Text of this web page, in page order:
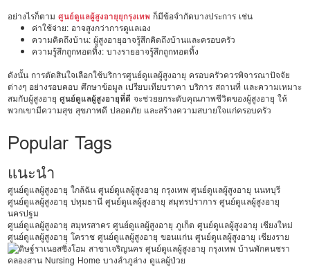
อย่างไรก็ตามศูนย์ดูแลผู้สูงอายุยุกรุงเทพ ก็มีข้อจำกัดบางประการ เช่น
ค่าใช้จ่าย: อาจสูงกว่าการดูแลเอง
ความคิดถึงบ้าน: ผู้สูงอายุอาจรู้สึกคิดถึงบ้านและครอบครัว
ความรู้สึกถูกทอดทิ้ง: บางรายอาจรู้สึกถูกทอดทิ้ง
ดังนั้น การตัดสินใจเลือกใช้บริการศูนย์ดูแลผู้สูงอายุ ครอบครัวควรพิจารณาปัจจัย
ต่างๆ อย่างรอบคอบ ศึกษาข้อมูล เปรียบเทียบราคา บริการ สถานที่ และความเหมาะ
สมกับผู้สูงอายุศูนย์ดูแลผู้สูงอายุที่ดี จะช่วยยกระดับคุณภาพชีวิตของผู้สูงอายุ ให้
พวกเขามีความสุข สุขภาพดี ปลอดภัย และสร้างความสบายใจแก่ครอบครัว
Popular Tags
แนะนำ
ศูนย์ดูแลผู้สูงอายุ ใกล้ฉัน ศูนย์ดูแลผู้สูงอายุ กรุงเทพ ศูนย์ดูแลผู้สูงอายุ นนทบุรี
ศูนย์ดูแลผู้สูงอายุ ปทุมธานี ศูนย์ดูแลผู้สูงอายุ สมุทรปราการ ศูนย์ดูแลผู้สูงอายุ
นครปฐม
ศูนย์ดูแลผู้สูงอายุ สมุทรสาคร ศูนย์ดูแลผู้สูงอายุ ภูเก็ต ศูนย์ดูแลผู้สูงอายุ เชียงใหม่
ศูนย์ดูแลผู้สูงอายุ โคราช ศูนย์ดูแลผู้สูงอายุ ขอนแก่น ศูนย์ดูแลผู้สูงอายุ เชียงราย